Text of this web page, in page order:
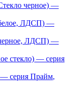
черное) —
ЛДСП) —
ЛДСП) —
стекло) — серия
— серия Прайм,